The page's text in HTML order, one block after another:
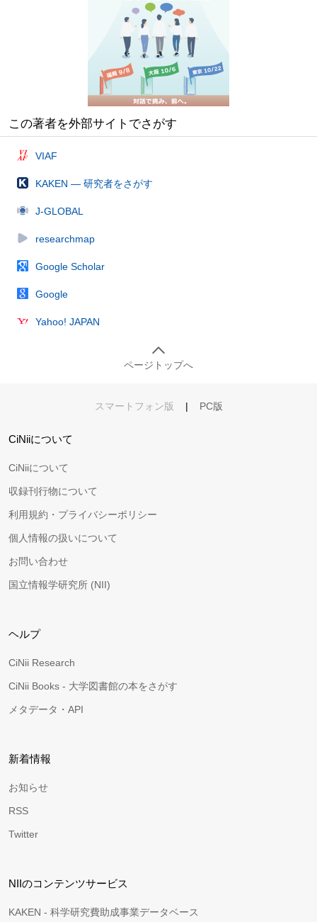
この著者を外部サイトでさがす
VIAF
KAKEN — 研究者をさがす
J-GLOBAL
researchmap
Google Scholar
Google
Yahoo! JAPAN
ページトップへ
スマートフォン版 | PC版
CiNiiについて
CiNiiについて
収録刊行物について
利用規約・プライバシーポリシー
個人情報の扱いについて
お問い合わせ
国立情報学研究所 (NII)
ヘルプ
CiNii Research
CiNii Books - 大学図書館の本をさがす
メタデータ・API
新着情報
お知らせ
RSS
Twitter
NIIのコンテンツサービス
KAKEN - 科学研究費助成事業データベース